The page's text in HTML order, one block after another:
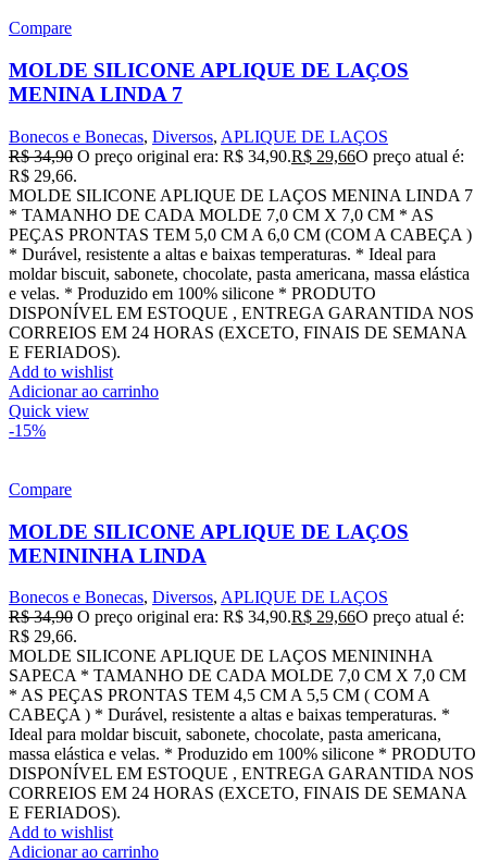
Compare
MOLDE SILICONE APLIQUE DE LAÇOS
MENINA LINDA 7
Bonecos e Bonecas, Diversos, APLIQUE DE LAÇOS
R$34,90 O preço original era: R$ 34,90.R$ 29,66O preço atual é:
R$ 29,66.
MOLDE SILICONE APLIQUE DE LAÇOS MENINA LINDA 7
* TAMANHO DE CADA MOLDE 7,0 CM X 7,0 CM * AS
PEÇAS PRONTAS TEM 5,0 CM A 6,0 CM (COM A CABEÇA )
* Durável, resistente a altas e baixas temperaturas. * Ideal para
moldar biscuit, sabonete, chocolate, pasta americana, massa elástica
e velas. * Produzido em 100% silicone * PRODUTO
DISPONÍVEL EM ESTOQUE , ENTREGA GARANTIDA NOS
CORREIOS EM 24 HORAS (EXCETO, FINAIS DE SEMANA
E FERIADOS).
Add to wishlist
Adicionar ao carrinho
Quick view
-15%
Compare
MOLDE SILICONE APLIQUE DE LAÇOS
MENININHA LINDA
Bonecos e Bonecas, Diversos, APLIQUE DE LAÇOS
R$34,90 O preço original era: R$ 34,90.R$ 29,66O preço atual é:
R$ 29,66.
MOLDE SILICONE APLIQUE DE LAÇOS MENININHA
SAPECA * TAMANHO DE CADA MOLDE 7,0 CM X 7,0 CM
* AS PEÇAS PRONTAS TEM 4,5 CM A 5,5 CM ( COM A
CABEÇA ) * Durável, resistente a altas e baixas temperaturas. *
Ideal para moldar biscuit, sabonete, chocolate, pasta americana,
massa elástica e velas. * Produzido em 100% silicone * PRODUTO
DISPONÍVEL EM ESTOQUE , ENTREGA GARANTIDA NOS
CORREIOS EM 24 HORAS (EXCETO, FINAIS DE SEMANA
E FERIADOS).
Add to wishlist
Adicionar ao carrinho